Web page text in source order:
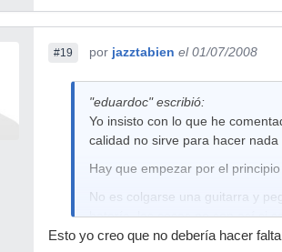
#19 por jazztabien el 01/07/2008
"eduardoc" escribió:
Yo insisto con lo que he
calidad no sirve para hacer
Hay que empezar por el
No es colgarse una guitarra y
batería, las cosas no son así si
Hay que tocar bien la guitarra,
Esto yo creo que no debería hacer